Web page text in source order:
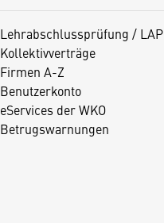
Lehrabschlussprüfung / LAP
Kollektivverträge
Firmen A-Z
Benutzerkonto
eServices der WKO
Betrugswarnungen